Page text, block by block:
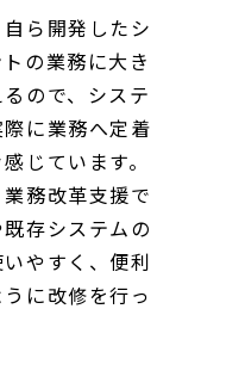
ら開発したシ
の業務に大き
ので、システ
に業務へ定着
じています。
務改革支援で
存システムの
やすく、便利
に改修を行っ